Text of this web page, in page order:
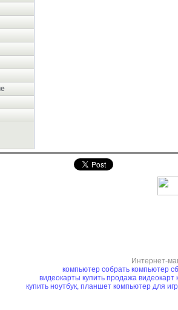
Интернет-
компьютер собрать компьютер
видеокарты купить продажа видеокарт
купить ноутбук, планшет компьютер для